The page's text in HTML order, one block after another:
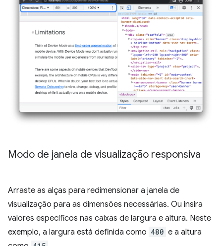
Modo de janela de visualização responsiva
Arraste as alças para redimensionar a janela de
visualização para as dimensões necessárias. Ou insira
valores específicos nas caixas de largura e altura. Neste
exemplo, a largura está definida como 480 e a altura